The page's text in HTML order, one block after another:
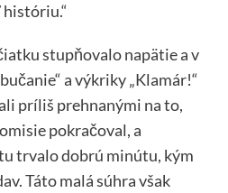
stupňovalo napätie a v
a výkriky „Klamár!“
príliš prehnanými na to,
pokračoval, a
trvalo dobrú minútu, kým
Táto malá súhra však